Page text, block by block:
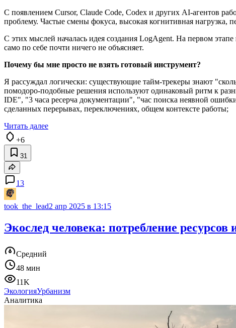
С появлением Cursor, Claude Code, Codex и других AI-агентов
проблему. Частые смены фокуса, высокая когнитивная нагрузка,
С этих мыслей началась идея создания LogAgent. На первом
само по себе почти ничего не объясняет.
Почему бы мне просто не взять готовый инструмент?
Я рассуждал логически: существующие тайм-трекеры знают
помодоро-подобные решения используют одинаковый ритм к
IDE", "3 часа ресерча документации", "час поиска неявной
сделанных перерывах, переключениях, общем контексте работы;
Читать далее
+6
31
13
took_the_lead2 апр 2025 в 13:15
Экослед человека: потребление ресурсов
Средний
48 мин
11K
ЭкологияУрбанизм
Аналитика